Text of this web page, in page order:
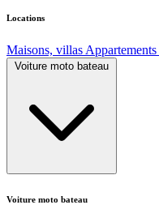
Locations
Maisons, villas Appartements
Voiture moto bateau
Voiture moto bateau